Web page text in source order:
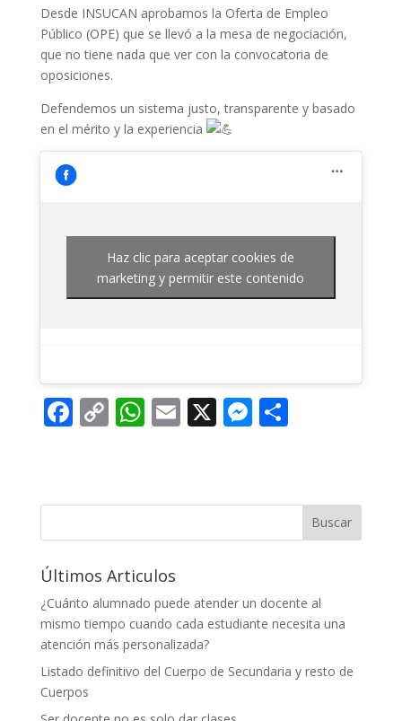
Desde INSUCAN aprobamos la Oferta de Empleo
Público (OPE) que se llevó a la mesa de negociación,
que no tiene nada que ver con la convocatoria de
oposiciones.
Defendemos un sistema justo, transparente y basado
en el mérito y la experiencia
Haz clic para aceptar cookies de
marketing y permitir este contenido
F
ac
b
k
C
o
y
k
W
h
s
p
E
m
l
X M
e
e
C
p
arBuscar
Últimos Articulos
¿Cuánto alumnado puede atender un docente al
mismo tiempo cuando cada estudiante necesita una
atención más personalizada?
Listado definitivo del Cuerpo de Secundaria y resto de
Cuerpos